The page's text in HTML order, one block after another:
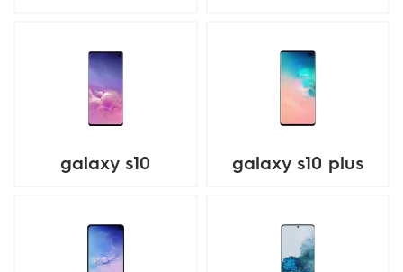
galaxy s10 galaxy s10 plus